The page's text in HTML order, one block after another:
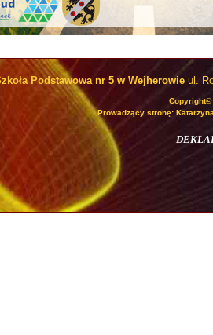
Podstawowa nr 5 w Wejherowie ul.
Prowadzący stronę: